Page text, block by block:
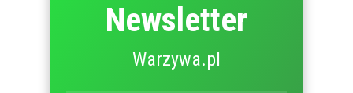
Newsletter
Warzywa.pl